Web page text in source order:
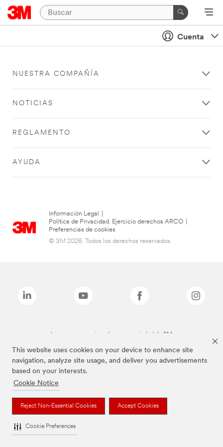
This website uses cookies on your device to enhance site
navigation, analyze site usage, and deliver you advertisements
based on your interests.
Cookie Notice
Reject Non-Essential Cookies Accept Cookies
Cookie Preferences
Cuenta
NUESTRA COMPAÑÍA
NOTICIAS
REGLAMENTO
AYUDA
Información Legal
Política de Privacidad. Ejercicio derechos ARCO
Preferencias de cookies
© 3M 2026. Todos los derechos reservados.
Las marcas mencionadas son propiedad de 3M